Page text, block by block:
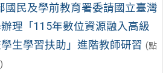
國民及學前教育署委請國立臺灣
理「115年數位資源融入高級
生學習扶助」進階教師研習 (點